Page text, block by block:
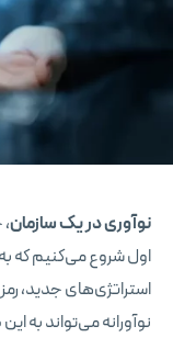
نوآوری در یک سازمان
اول شروع می‌کنیم که
استراتژی‌های جدید،
نوآورانه می‌تواند به